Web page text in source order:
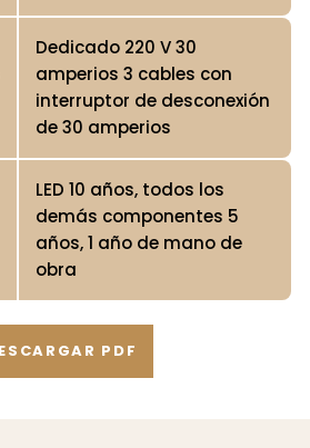
Dedicado 220 V 30
amperios 3 cables con
interruptor de desconexión
de 30 amperios
LED 10 años, todos los
demás componentes 5
años, 1 año de mano de
obra
PDF